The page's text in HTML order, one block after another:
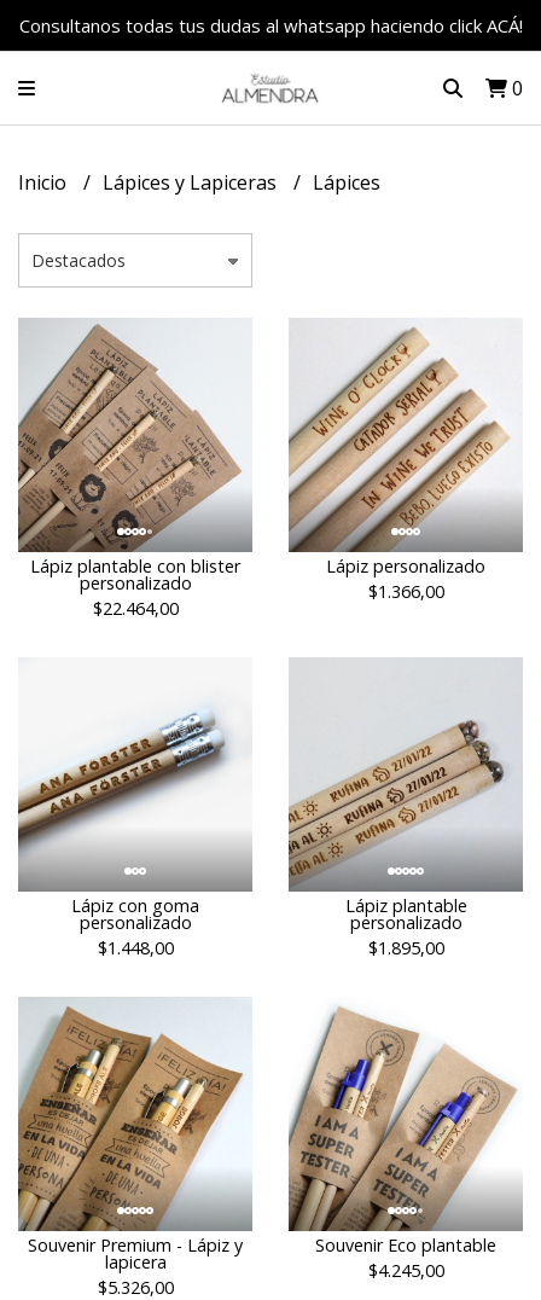
Consultanos todas tus dudas al whatsapp haciendo click ACÁ!
0
Inicio Lápices y Lapiceras Lápices
Lápiz plantable con blister
personalizado
$22.464,00
Lápiz personalizado
$1.366,00
Lápiz con goma
personalizado
$1.448,00
Lápiz plantable
personalizado
$1.895,00
Souvenir Premium - Lápiz y
lapicera
$5.326,00
Souvenir Eco plantable
$4.245,00